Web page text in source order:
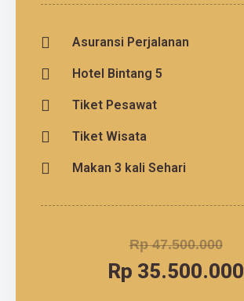
Asuransi Perjalanan
Hotel Bintang 5
Tiket Pesawat
Tiket Wisata
Makan 3 kali Sehari
Rp 47.500.000
Rp 35.500.000